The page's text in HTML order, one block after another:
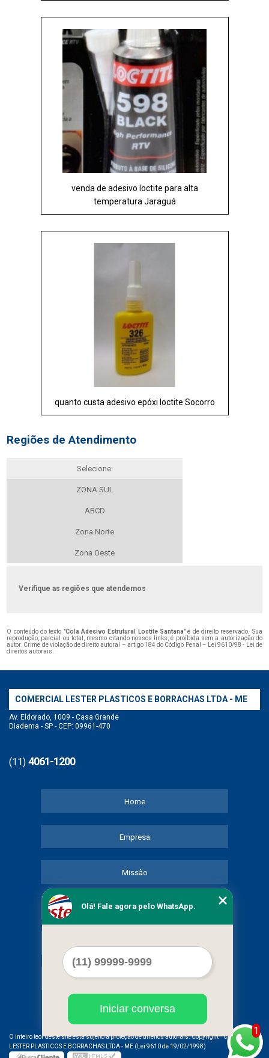
venda de adesivo loctite para alta
temperatura Jaraguá
quanto custa adesivo epóxi loctite Socorro
Regiões de Atendimento
Selecione:
ZONA SUL
ABCD
Zona Norte
Zona Oeste
Verifique as regiões que atendemos
O conteúdo do texto "Cola Adesivo Estrutural Loctite Santana" é de direito reservado. Sua
reprodução, parcial ou total, mesmo citando nossos links, é proibida sem a autorização do
autor. Crime de violação de direito autoral – artigo 184 do Código Penal –
Lei 9610/98 - Lei de
direitos autorais
COMERCIAL LESTER PLASTICOS E BORRACHAS LTDA - ME
Av. Eldorado, 1009 - Casa Grande
Diadema - SP - CEP: 09961-470
(11) 4061-1200
Home
Empresa
Missão
Serviços
Mapa do site
O inteiro teor deste site está sujeito à proteção de direitos autorais. Copyright COMERCIAL
LESTER PLASTICOS E BORRACHAS LTDA - ME (Lei 9610 de 19/02/1998)
1
Olá! Fale agora pelo WhatsApp.
Iniciar conversa